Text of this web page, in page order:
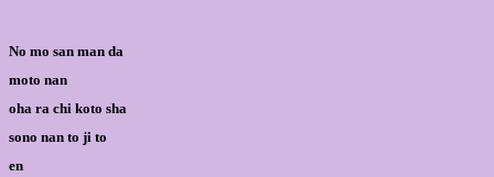
No mo san man da
moto nan
oha ra chi koto sha
sono nan to ji to
en